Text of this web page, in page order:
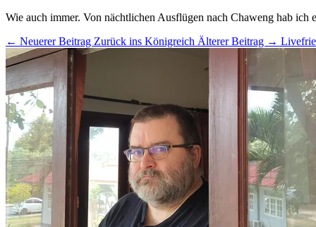
Wie auch immer. Von nächtlichen Ausflügen nach Chaweng hab ich
← Neuerer Beitrag Zurück ins Königreich Älterer Beitrag →